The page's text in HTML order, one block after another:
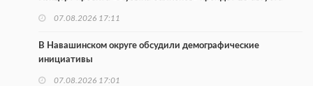
07.08.2026 17:11
В Навашинском округе обсудили демографические
инициативы
07.08.2026 17:01